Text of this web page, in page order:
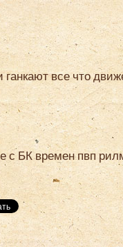
все что
БК времен пвп